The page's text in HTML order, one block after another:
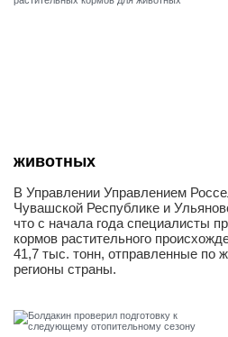
животных
В Управлении Управлением
Чувашской Республике и
что с начала года специалисты
кормов растительного
41,7 тыс. тонн, отправленные по
регионы страны.